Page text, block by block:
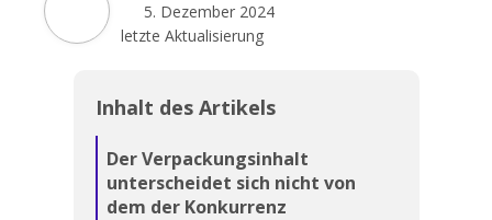
5. Dezember 2024
letzte Aktualisierung
Inhalt des Artikels
Der Verpackungsinhalt
unterscheidet sich nicht von
dem der Konkurrenz